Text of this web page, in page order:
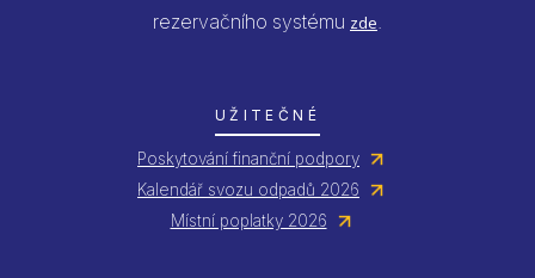
rezervačního systému zde.
UŽITEČNÉ
Poskytování finanční podpory
Kalendář svozu odpadů 2026
Místní poplatky 2026